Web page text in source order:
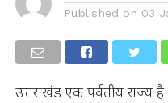
Published on 03
उत्तराखंड एक पर्वतीय राज्य